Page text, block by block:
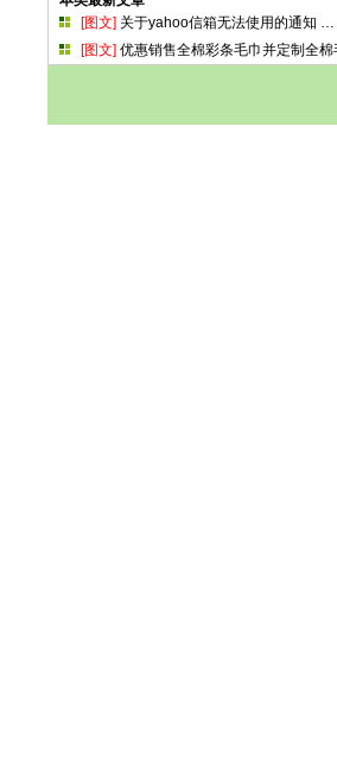
[图文] 关于yahoo信箱无法使用的通知 …
[图文] 优惠销售全棉彩条毛巾并定制全棉